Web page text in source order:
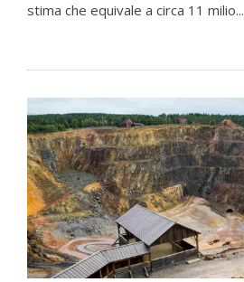
stima che equivale a circa 11 milio...